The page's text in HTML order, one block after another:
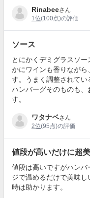
Rinabeeさん
1位(100点)の評価
ソース
とにかくデミグラスソ
かにワインも香りながら
す。うまく調整されてい
ハンバーグそのものも、
す。
ワタナベさん
2位(95点)の評価
値段が高いだけに超美
値段は高いですがハン
ジで温めるだけで美味
時は助かります。